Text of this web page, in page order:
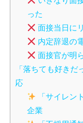
った
面接当日に
内定辞退の
面接官が明
「落ちても好き
応
「サイレン
企業